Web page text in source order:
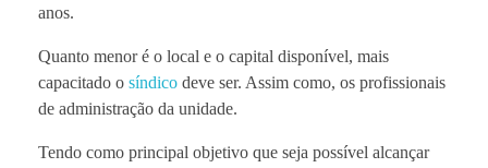
anos.
Quanto menor é o local e o capital disponível, mais
capacitado o síndico deve ser. Assim como, os profissionais
de administração da unidade.
Tendo como principal objetivo que seja possível alcançar